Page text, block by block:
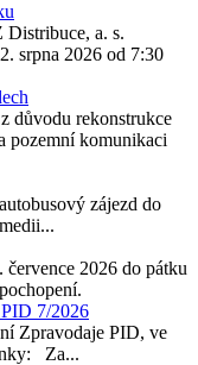
a. s.
srpna 2026 od 7:30
důvodu rekonstrukce
pozemní komunikaci
zájezd do
2026 do pátku
7/2026
Zpravodaje PID, ve
Za...